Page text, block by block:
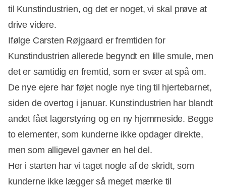
til Kunstindustrien, og det er noget, vi skal prøve at
drive videre.
Ifølge Carsten Røjgaard er fremtiden for
Kunstindustrien allerede begyndt en lille smule, men
det er samtidig en fremtid, som er svær at spå om.
De nye ejere har føjet nogle nye ting til hjertebarnet,
siden de overtog i januar. Kunstindustrien har blandt
andet fået lagerstyring og en ny hjemmeside. Begge
to elementer, som kunderne ikke opdager direkte,
men som alligevel gavner en hel del.
Her i starten har vi taget nogle af de skridt, som
kunderne ikke lægger så meget mærke til